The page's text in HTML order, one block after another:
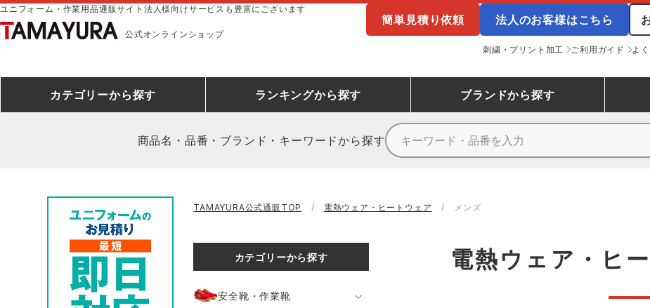
ユニフォーム・作業用品通販サイト法人様向けサービスも豊富にございます
公式オンラインショップ
簡単見積り依頼 法人のお客様はこちら
刺繍・プリント加工 ご利用ガイド よ
カテゴリーから探す
防寒着
コンプレッションウェア 作業用ポロシャツ 安全保護具
ヤッケ 作業用小物・アクセサリー類
ランキングから探す
ミズノ安全靴ランキング
空調服ランキング コンプレッションウェアランキング 作業用ポロシャツランキング
レインウェアランキング アイズフロンティア ランキング
ブランドから探す
アイズフロンティア
クロダルマ 桑和 山田辰 クレヒフク お
農作業服
DIY・日曜大工作業服 飲食店ユニフォーム 運送・倉庫作業服
夜間・高視認性安全服 医療白衣・介護服
商品名・品番・ブランド・キーワードから探す
TAMAYURA公式通販TOP 電熱ウェア・ヒートウェア メンズ
カテゴリーから探す
安全靴・作業靴
電熱ウェア・ヒ